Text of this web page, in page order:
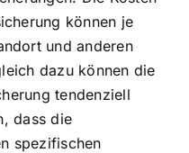
können je
und anderen
dazu können die
tendenziell
dass die
spezifischen